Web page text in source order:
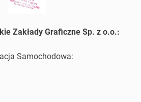
Zakłady Graficzne Sp. z o.o.:
Samochodowa: